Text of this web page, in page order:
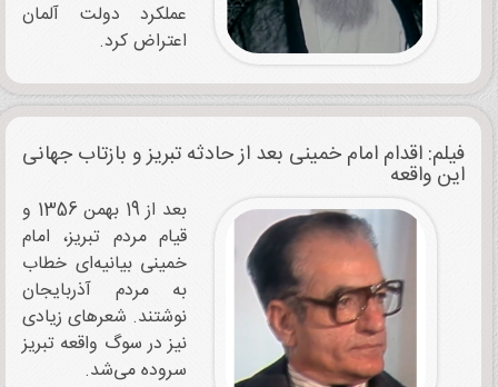
عملکرد دولت آلمان
اعتراض کرد.
فیلم: اقدام امام خمینی بعد از حادثه تبریز و بازتاب جهانی
این واقعه
بعد از 19 بهمن 1356 و
قیام مردم تبریز، امام
خمینی بیانیه‌ای خطاب
به مردم آذربایجان
نوشتند. شعرهای زیادی
نیز در سوگ واقعه تبریز
سروده می‌شد.